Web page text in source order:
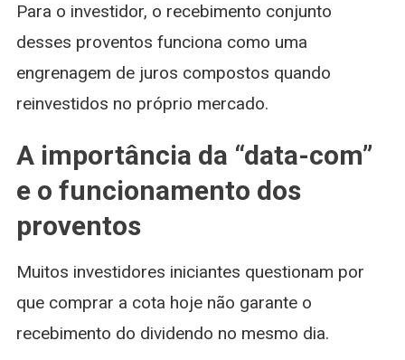
Para o investidor, o recebimento conjunto
desses proventos funciona como uma
engrenagem de juros compostos quando
reinvestidos no próprio mercado.
A importância da “data-com”
e o funcionamento dos
proventos
Muitos investidores iniciantes questionam por
que comprar a cota hoje não garante o
recebimento do dividendo no mesmo dia.